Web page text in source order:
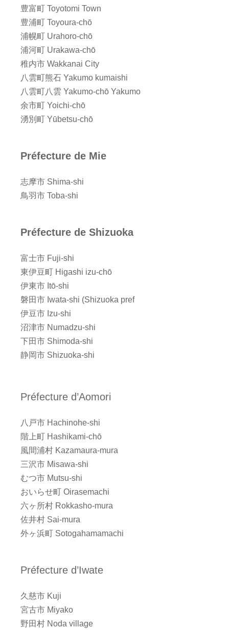
豊富町 Toyotomi Town
豊浦町 Toyoura-chō
浦幌町 Urahoro-chō
浦河町 Urakawa-chō
稚内市 Wakkanai City
八雲町熊石 Yakumo kumaishi
八雲町八雲 Yakumo-chō Yakumo
余市町 Yoichi-chō
湧別町 Yūbetsu-chō
Préfecture de Mie
志摩市 Shima-shi
鳥羽市 Toba-shi
Préfecture de Shizuoka
富士市 Fuji-shi
東伊豆町 Higashi izu-chō
伊東市 Itō-shi
磐田市 Iwata-shi (Shizuoka pref
伊豆市 Izu-shi
沼津市 Numadzu-shi
下田市 Shimoda-shi
静岡市 Shizuoka-shi
Préfecture d’Aomori
八戸市 Hachinohe-shi
階上町 Hashikami-chō
風間浦村 Kazamaura-mura
三沢市 Misawa-shi
むつ市 Mutsu-shi
おいらせ町 Oirasemachi
六ヶ所村 Rokkasho-mura
佐井村 Sai-mura
外ヶ浜町 Sotogahamamachi
Préfecture d’Iwate
久慈市 Kuji
宮古市 Miyako
野田村 Noda village